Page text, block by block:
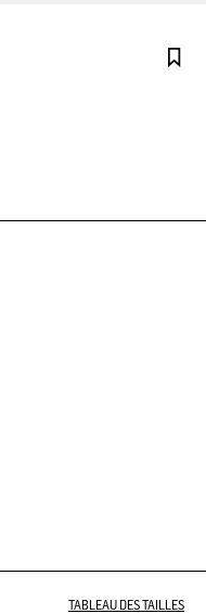
TABLEAU DES TAILLES